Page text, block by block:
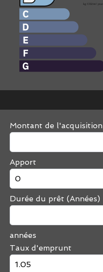
Montant de l'acquisition
Apport
Durée du prêt (Années)
années
Taux d'emprunt